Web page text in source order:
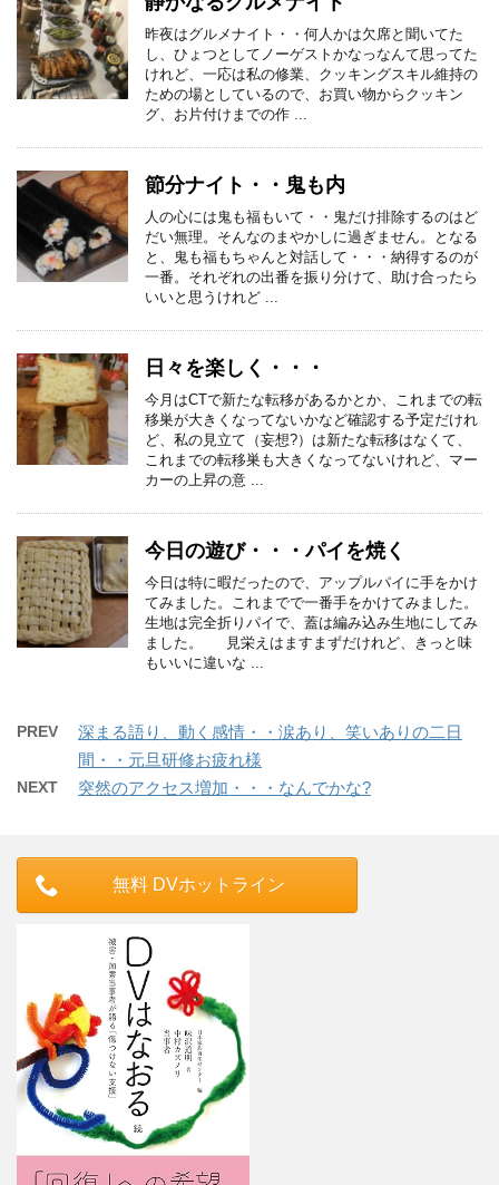
昨夜はグルメナイト・・何人かは欠席と聞いてた
し、ひょつとしてノーゲストかなっなんて思ってた
けれど、一応は私の修業、クッキングスキル維持の
ための場としているので、お買い物からクッキン
グ、お片付けまでの作 ...
節分ナイト・・鬼も内
人の心には鬼も福もいて・・鬼だけ排除するのはど
だい無理。そんなのまやかしに過ぎません。となる
と、鬼も福もちゃんと対話して・・・納得するのが
一番。それぞれの出番を振り分けて、助け合ったら
いいと思うけれど ...
日々を楽しく・・・
今月はCTで新たな転移があるかとか、これまでの転
移巣が大きくなってないかなど確認する予定だけれ
ど、私の見立て（妄想?）は新たな転移はなくて、
これまでの転移巣も大きくなってないけれど、マー
カーの上昇の意 ...
今日の遊び・・・パイを焼く
今日は特に暇だったので、アップルパイに手をかけ
てみました。これまでで一番手をかけてみました。
生地は完全折りパイで、蓋は編み込み生地にしてみ
ました。 見栄えはますまずだけれど、きっと味
もいいに違いな ...
PREV
深まる語り、動く感情・・涙あり、笑いありの二日
間・・元旦研修お疲れ様
NEXT 突然のアクセス増加・・・なんでかな?
無料 DVホットライン